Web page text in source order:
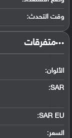
وقت التحدث:
‏متفرقات‏
الألوان:
SAR
:
SAR EU:
السعر: